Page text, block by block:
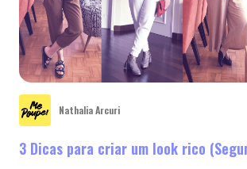
Nathalia Arcuri
3 Dicas para criar um look rico